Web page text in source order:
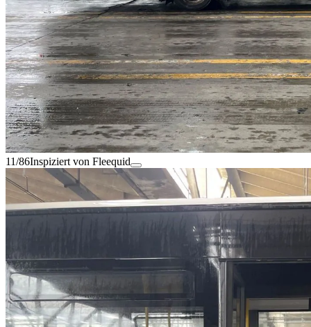
11/86Inspiziert von Fleequid